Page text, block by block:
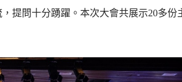
提問十分踴躍。本次大會共展示20多